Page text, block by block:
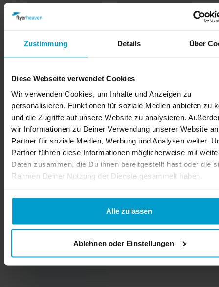
Zustimmung Details Über
Diese Webseite verwendet Cookies
Wir verwenden Cookies, um Inhalte und Anzeigen zu
personalisieren, Funktionen für soziale Medien anbieten zu
und die Zugriffe auf unsere Website zu analysieren.
wir Informationen zu Deiner Verwendung unserer Website
Partner für soziale Medien, Werbung und Analysen weiter.
Partner führen diese Informationen möglicherweise mit
Daten zusammen, die Du ihnen bereitgestellt hast oder die
Rahmen Deiner Nutzung der Dienste gesammelt haben.
Alle zulassen
Ablehnen oder Einstellungen